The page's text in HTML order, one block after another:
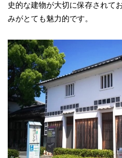
史的な建物が大切に保存されて
みがとても魅力的です。